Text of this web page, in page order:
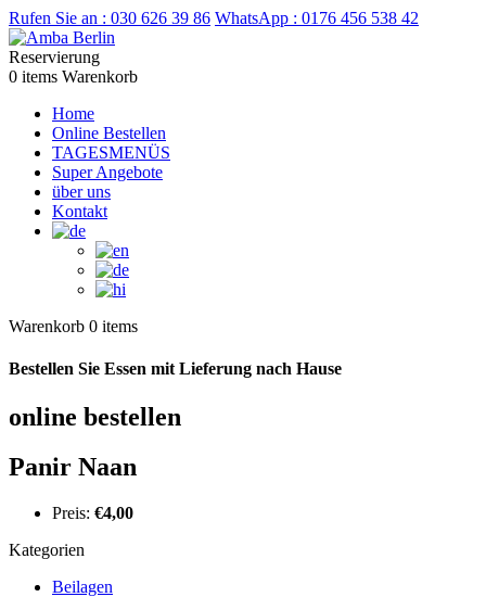
Rufen Sie an : 030 626 39 86 WhatsApp : 0176 456 538 42
Reservierung
0 items Warenkorb
Home
Online Bestellen
TAGESMENÜS
Super Angebote
über uns
Kontakt
Warenkorb 0 items
Bestellen Sie Essen mit Lieferung nach Hause
online bestellen
Panir Naan
Preis: €4,00
Kategorien
Beilagen